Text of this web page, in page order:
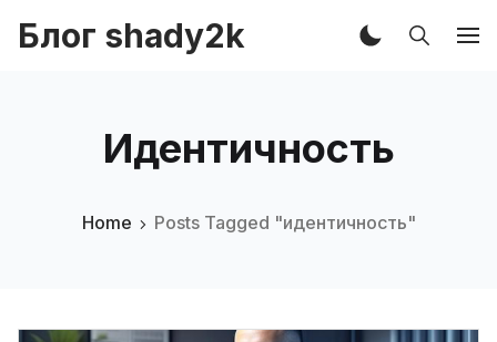
Блог shady2k
Идентичность
Home Posts Tagged "идентичность"